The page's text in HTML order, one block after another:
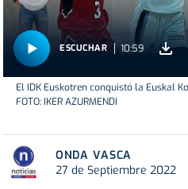
ESCUCHAR 10:59
El IDK Euskotren conquistó la Euskal
FOTO: IKER AZURMENDI
ONDA VASCA
27 de Septiembre 2022